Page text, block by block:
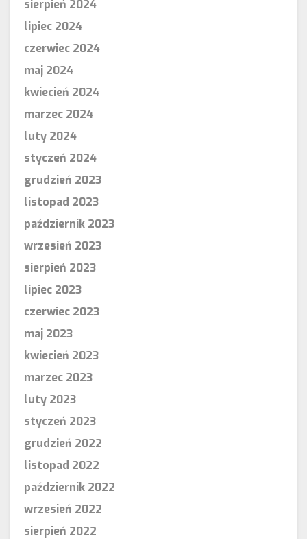
sierpień 2024
lipiec 2024
czerwiec 2024
maj 2024
kwiecień 2024
marzec 2024
luty 2024
styczeń 2024
grudzień 2023
listopad 2023
październik 2023
wrzesień 2023
sierpień 2023
lipiec 2023
czerwiec 2023
maj 2023
kwiecień 2023
marzec 2023
luty 2023
styczeń 2023
grudzień 2022
listopad 2022
październik 2022
wrzesień 2022
sierpień 2022